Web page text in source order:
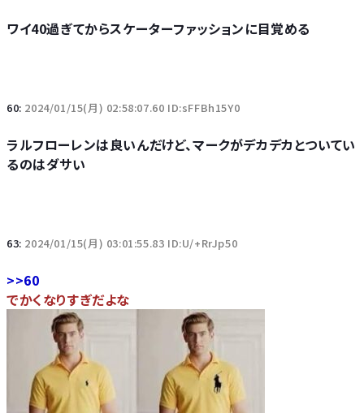
ワイ40過ぎてからスケーターファッションに目覚める
60: 2024/01/15(月) 02:58:07.60 ID:sFFBh15Y0
ラルフローレンは良いんだけど、マークがデカデカとついてい
るのはダサい
63: 2024/01/15(月) 03:01:55.83 ID:U/+RrJp50
>>60
でかくなりすぎだよな